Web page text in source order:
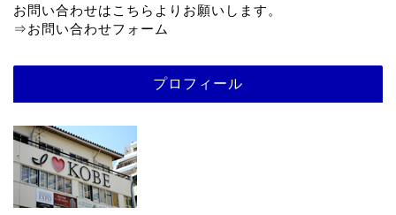
お問い合わせはこちらよりお願いします。
⇒お問い合わせフォーム
プロフィール